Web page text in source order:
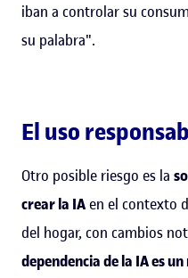
iban a controlar su
su palabra".
El uso
Otro posible riesgo es la
crear la IAen el contexto
del hogar, con cambios
dependencia de la IA es